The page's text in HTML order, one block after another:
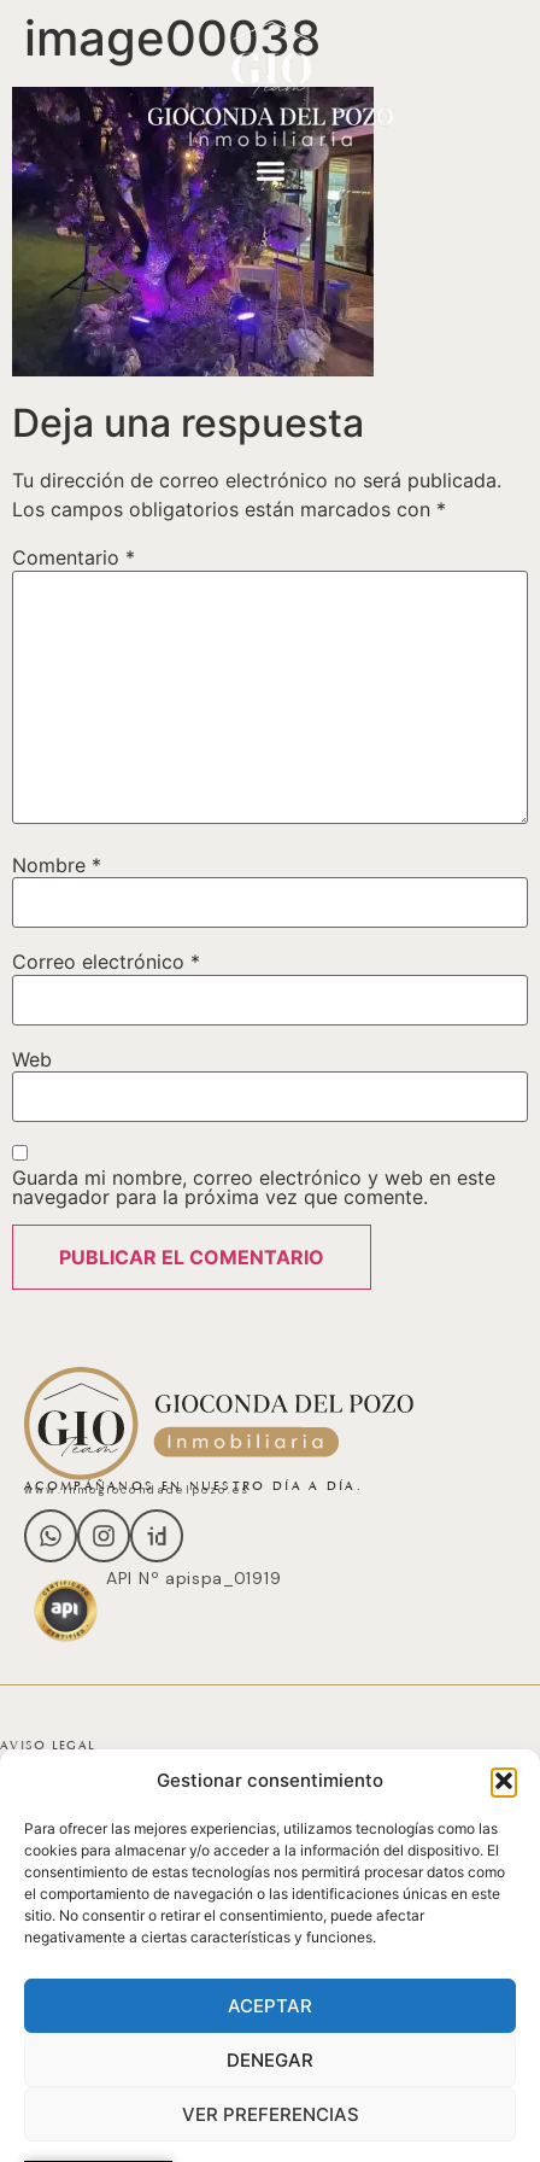
Gestionar consentimiento
Para ofrecer las mejores experiencias, utilizamos tecnologías como las
cookies para almacenar y/o acceder a la información del dispositivo. El
consentimiento de estas tecnologías nos permitirá procesar datos como
el comportamiento de navegación o las identificaciones únicas en este
sitio. No consentir o retirar el consentimiento, puede afectar
negativamente a ciertas características y funciones.
ACEPTAR
DENEGAR
VER PREFERENCIAS
image00038
Deja una respuesta
Tu dirección de correo electrónico no será publicada.
Los campos obligatorios están marcados con *
Comentario *
Nombre *
Correo electrónico *
Web
Guarda mi nombre, correo electrónico y web en este
navegador para la próxima vez que comente.
ACOMPÁÑANOS EN NUESTRO DÍA A DÍA.
www.inmogiocondadelpozo.es
API Nº apispa_01919
AVISO LEGAL
POLÍTICA DE COOKIES
DECLARACIÓN DE ACCESIBILIDAD
MAPA DEL SITIO
© 2025 GICONDA DEL POZO